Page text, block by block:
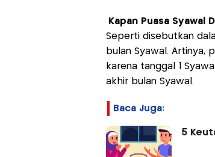
Kapan Puasa Syawal
Seperti disebutkan
bulan Syawal. Artinya,
karena tanggal 1
akhir bulan Syawal.
Baca Juga:
5